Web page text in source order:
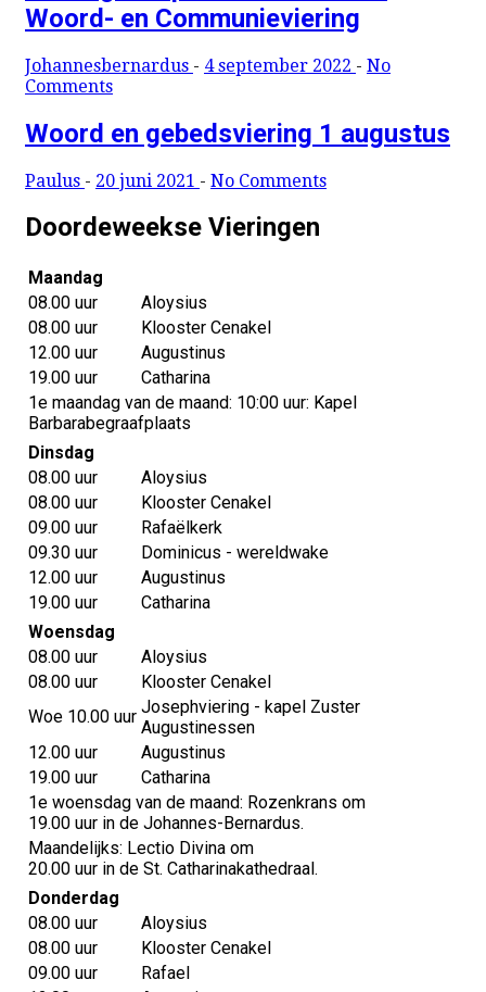
Woord- en Communieviering
Johannesbernardus - 4 september 2022 - No
Comments
Woord en gebedsviering 1 augustus
Paulus - 20 juni 2021 - No Comments
Doordeweekse Vieringen
Maandag
08.00 uur
Aloysius
08.00 uur
Klooster Cenakel
12.00 uur
Augustinus
19.00 uur
Catharina
1e maandag van de maand: 10:00 uur: Kapel
Barbarabegraafplaats
Dinsdag
08.00 uur
Aloysius
08.00 uur
Klooster Cenakel
09.00 uur
Rafaëlkerk
09.30 uur
Dominicus - wereldwake
12.00 uur
Augustinus
19.00 uur
Catharina
Woensdag
08.00 uur
Aloysius
08.00 uur
Klooster Cenakel
Woe 10.00 uur Josephviering - kapel Zuster
Augustinessen
12.00 uur
Augustinus
19.00 uur
Catharina
1e woensdag van de maand: Rozenkrans om
19.00 uur in de Johannes-Bernardus.
Maandelijks: Lectio Divina om
20.00 uur in de St. Catharinakathedraal.
Donderdag
08.00 uur
Aloysius
08.00 uur
Klooster Cenakel
09.00 uur
Rafael